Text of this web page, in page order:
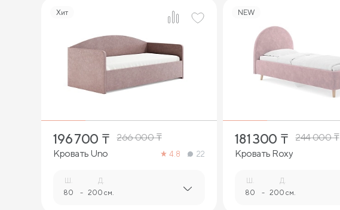
Хит
196 700 ₸ 266 000₸
Кровать Uno
4.8 22
Ш.
80 -
Д.
200 см.
NEW
4
181 300 ₸ 244 000₸
Кровать Roxy
Ш.
80 -
Д.
200 см.